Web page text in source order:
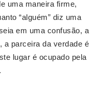
uma maneira firme,
“alguém” diz uma
em uma confusão, a
a parceira da verdade é
lugar é ocupado pela
.